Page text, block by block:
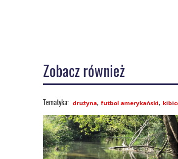
Zobacz również
drużyna futbol amerykański